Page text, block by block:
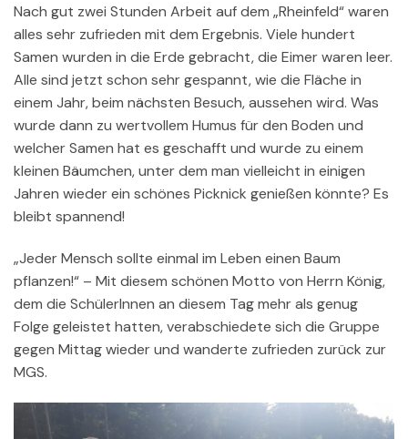
Nach gut zwei Stunden Arbeit auf dem „Rheinfeld“ waren
alles sehr zufrieden mit dem Ergebnis. Viele hundert
Samen wurden in die Erde gebracht, die Eimer waren leer.
Alle sind jetzt schon sehr gespannt, wie die Fläche in
einem Jahr, beim nächsten Besuch, aussehen wird. Was
wurde dann zu wertvollem Humus für den Boden und
welcher Samen hat es geschafft und wurde zu einem
kleinen Bäumchen, unter dem man vielleicht in einigen
Jahren wieder ein schönes Picknick genießen könnte? Es
bleibt spannend!
„Jeder Mensch sollte einmal im Leben einen Baum
pflanzen!“ – Mit diesem schönen Motto von Herrn König,
dem die SchülerInnen an diesem Tag mehr als genug
Folge geleistet hatten, verabschiedete sich die Gruppe
gegen Mittag wieder und wanderte zufrieden zurück zur
MGS.